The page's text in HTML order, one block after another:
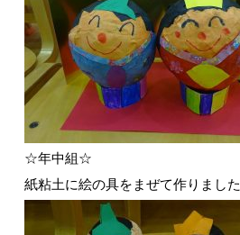
☆年中組☆
紙粘土に絵の具をまぜて作りました